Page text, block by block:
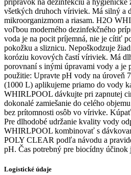
všetkých druhoch víriviek. Má silný a
mikroorganizmom a riasam. H2O
voľbou moderného dezinfekčného
voda je na pocit príjemná, nie je cítiť
pokožku a sliznicu. Nepoškodzuje
koróziu kovových častí víriviek. Má
porovnaní s inými úpravami vody a je
použitie: Upravte pH vody na úroveň
(1000 L) aplikujeme priamo do vody
WHIRLPOOL dávkujte pri zapnutej
dokonalé zamiešanie do celého
bez prítomnosti osôb vo vírivke.
Pre dlhodobé udržanie kvality vody
WHIRLPOOL kombinovať s
POLY CLEAR podľa návodu a
pH. Čas potrebný pre biocídny účinok
Logistické údaje